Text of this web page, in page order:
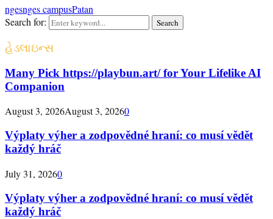
ngesnges campusPatan
Search for:
Search
હેડલાઇન્સ
Many Pick https://playbun.art/ for Your Lifelike AI
Companion
August 3, 2026August 3, 20260
Výplaty výher a zodpovědné hraní: co musí vědět
každý hráč
July 31, 20260
Výplaty výher a zodpovědné hraní: co musí vědět
každý hráč